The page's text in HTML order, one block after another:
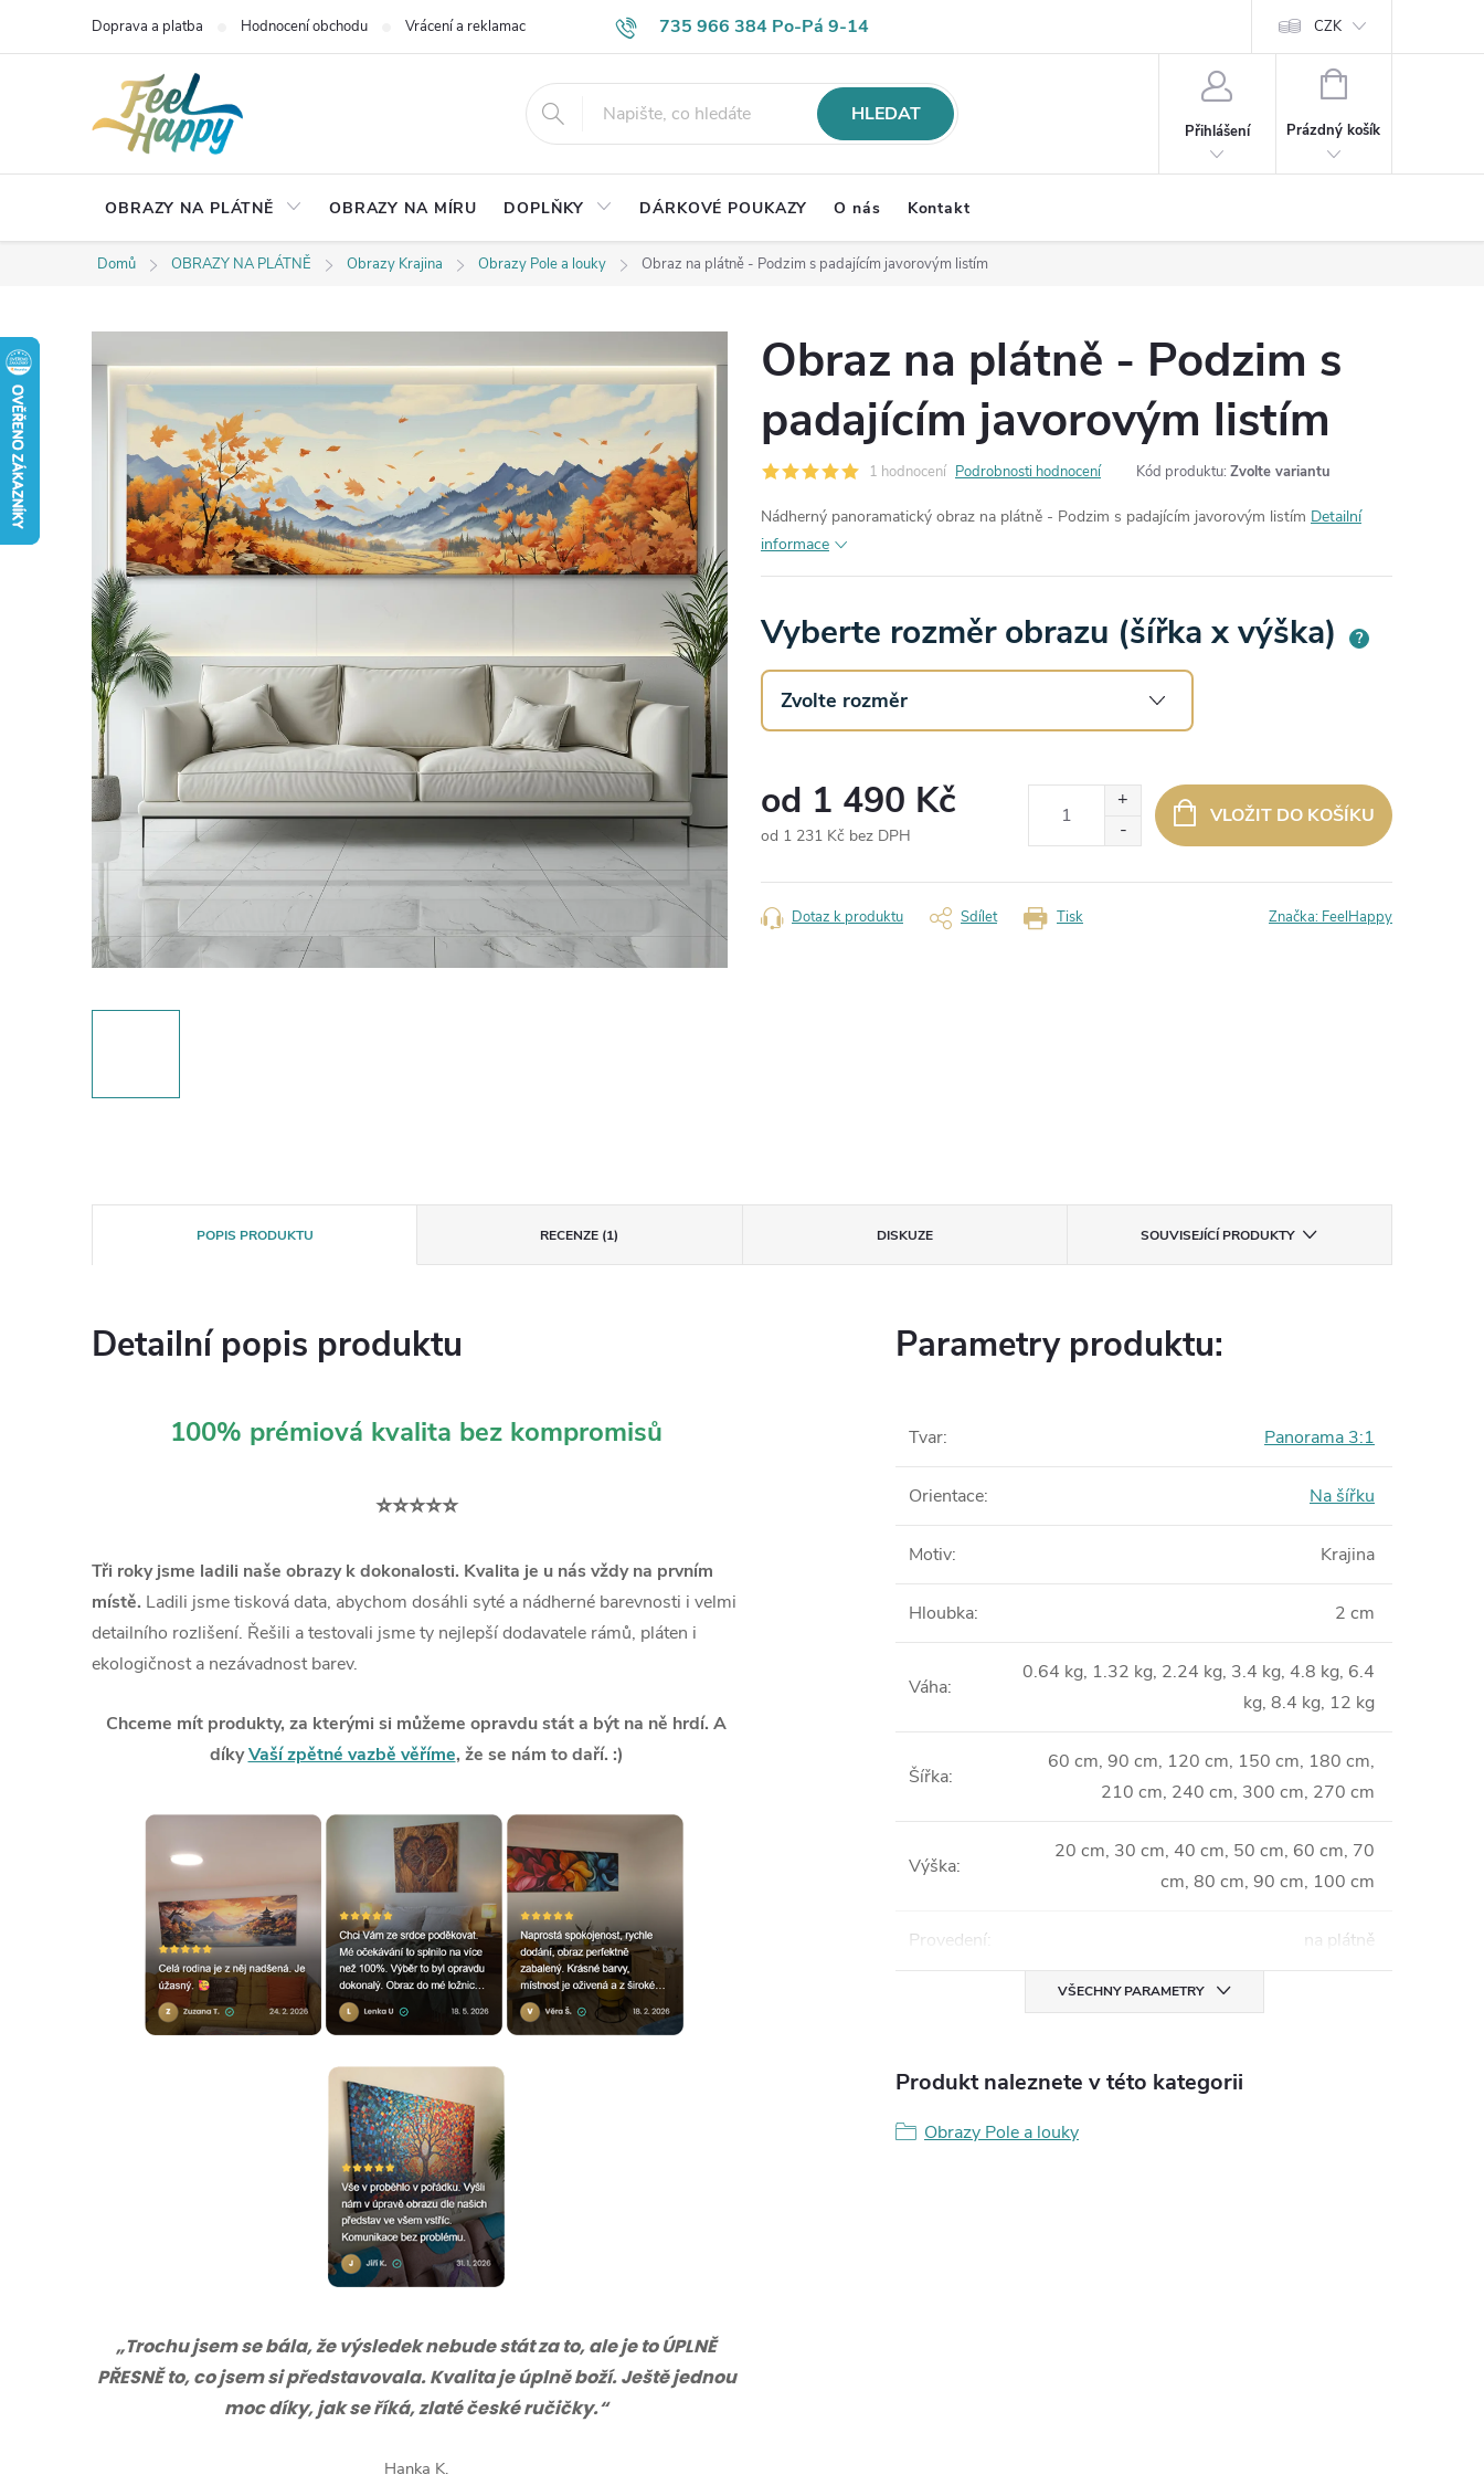
735 966 384 Po-Pá 9-14
Doprava a platba Hodnocení obchodu Vrácení a reklamace Časté otázky Obch. podmínky Ochrana os. údajů Kontakt
CZK
HLEDAT
Přihlášení
NÁKUPNÍ
Prázdný košík
OBRAZY NA PLÁTNĚ OBRAZY NA MÍRU DOPLŇKY DÁRKOVÉ POUKAZY O nás Kontakt
Domů OBRAZY NA PLÁTNĚ Obrazy Krajina Obrazy Pole a louky Obraz na plátně - Podzim s padajícím javorovým listím
Obraz na plátně - Podzim s
padajícím javorovým listím
1 hodnocení Podrobnosti hodnocení Kód produktu: Zvolte variantu
Nádherný panoramatický obraz na plátně - Podzim s padajícím javorovým listím Detailní
informace
Vyberte rozměr obrazu (šířka x výška) ?
od 1 490 Kč
od 1 231 Kč bez DPH
cena:
VLOŽIT DO KOŠÍKU
Tisk
Dotaz k produktu Sdílet Značka: FeelHappy
POPIS PRODUKTU RECENZE (1) DISKUZE SOUVISEJÍCÍ PRODUKTY
Detailní popis produktu
100% prémiová kvalita bez kompromisů
⭐⭐⭐⭐⭐
Tři roky jsme ladili naše obrazy k dokonalosti. Kvalita je u nás vždy na prvním
místě. Ladili jsme tisková data, abychom dosáhli syté a nádherné barevnosti i velmi
detailního rozlišení. Řešili a testovali jsme ty nejlepší dodavatele rámů, pláten i
ekologičnost a nezávadnost barev.
Chceme mít produkty, za kterými si můžeme opravdu stát a být na ně hrdí. A
díkyVaší zpětné vazbě věříme, že se nám to daří. :)
„Trochu jsem se bála, že výsledek nebude stát za to, ale je to ÚPLNĚ
PŘESNĚ to, co jsem si představovala. Kvalita je úplně boží. Ještě jednou
moc díky, jak se říká, zlaté české ručičky.“
Hanka K.
Parametry produktu:
Tvar: Panorama 3:1
Orientace: Na šířku
Motiv: Krajina
Hloubka: 2 cm
Váha:
0.64 kg, 1.32 kg, 2.24 kg, 3.4 kg, 4.8 kg, 6.4
kg, 8.4 kg, 12 kg
Šířka:
60 cm, 90 cm, 120 cm, 150 cm, 180 cm,
210 cm, 240 cm, 300 cm, 270 cm
Výška:
20 cm, 30 cm, 40 cm, 50 cm, 60 cm, 70
cm, 80 cm, 90 cm, 100 cm
Provedení: na plátně
VŠECHNY PARAMETRY
Produkt naleznete v této kategorii
Obrazy Pole a louky